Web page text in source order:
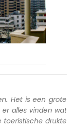
Het is een grote
alles vinden wat
toeristische drukte